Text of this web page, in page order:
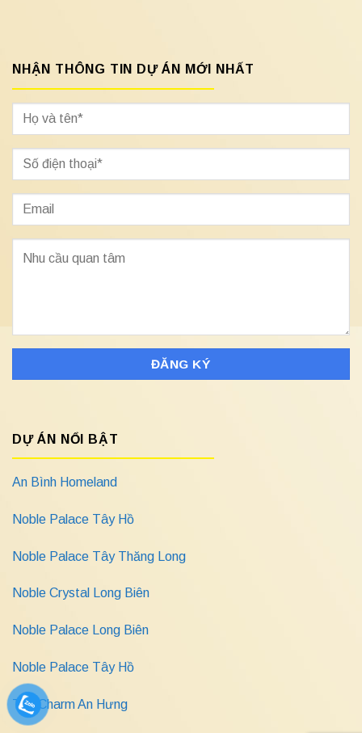
NHẬN THÔNG TIN DỰ ÁN MỚI NHẤT
DỰ ÁN NỔI BẬT
An Bình Homeland
Noble Palace Tây Hồ
Noble Palace Tây Thăng Long
Noble Crystal Long Biên
Noble Palace Long Biên
Noble Palace Tây Hồ
The Charm An Hưng